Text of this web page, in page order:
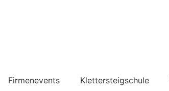
Firmenevents Klettersteigschule